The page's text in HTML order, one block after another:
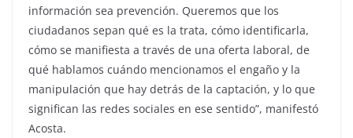
información sea prevención. Queremos que los
ciudadanos sepan qué es la trata, cómo identificarla,
cómo se manifiesta a través de una oferta laboral, de
qué hablamos cuándo mencionamos el engaño y la
manipulación que hay detrás de la captación, y lo que
significan las redes sociales en ese sentido”, manifestó
Acosta.